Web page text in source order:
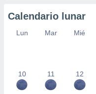
Calendario lunar
Lun Mar Mié
10 11 12